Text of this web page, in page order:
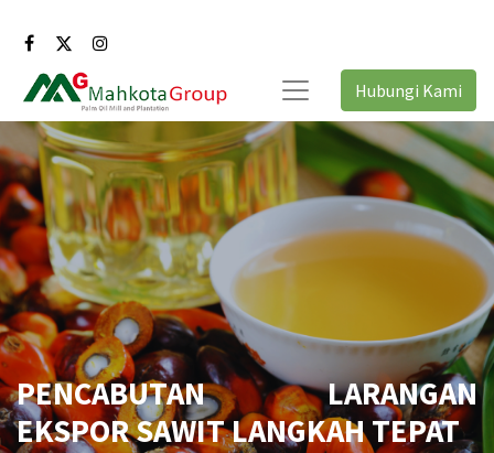
Hubungi Kami
PENCABUTAN LARANGAN
EKSPOR SAWIT LANGKAH TEPAT